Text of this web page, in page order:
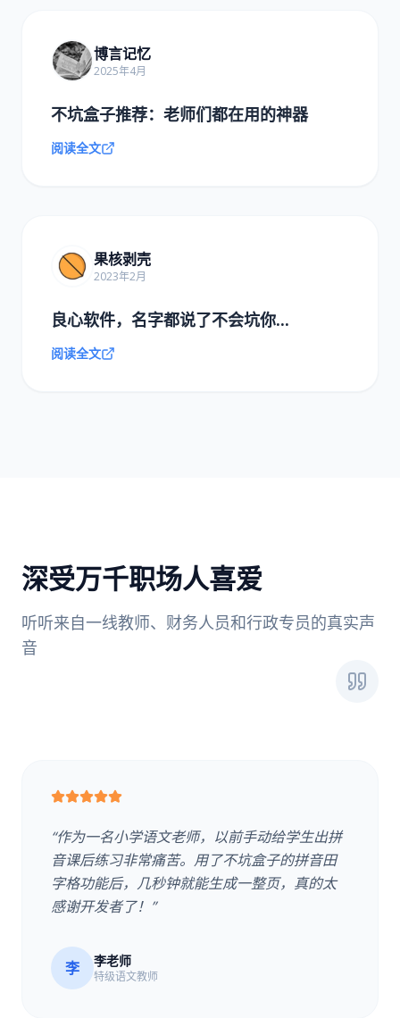
博言记忆
2025年4月
不坑盒子推荐：老师们都在用的神器
阅读全文
果核剥壳
2023年2月
良心软件，名字都说了不会坑你...
阅读全文
深受万千职场人喜爱
听听来自一线教师、财务人员和行政专员的真实声
音
“作为一名小学语文老师，以前手动给学生出拼
音课后练习非常痛苦。用了不坑盒子的拼音田
字格功能后，几秒钟就能生成一整页，真的太
感谢开发者了！”
李 李老师
特级语文教师